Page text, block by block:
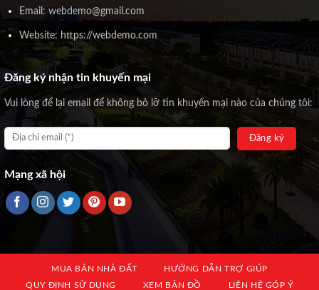
Email: webdemo@gmail.com
Website: https://webdemo.com
Đăng ký nhận tin khuyến mại
Vui lòng để lại email để không bỏ lỡ tin khuyến mại nào của chúng tôi:
Mạng xã hội
MUA BÁN NHÀ ĐẤT
HƯỚNG DẪN TRỢ GIÚP
QUY ĐỊNH SỬ DỤNG
XEM BẢN ĐỒ LIÊN HỆ GÓP Ý